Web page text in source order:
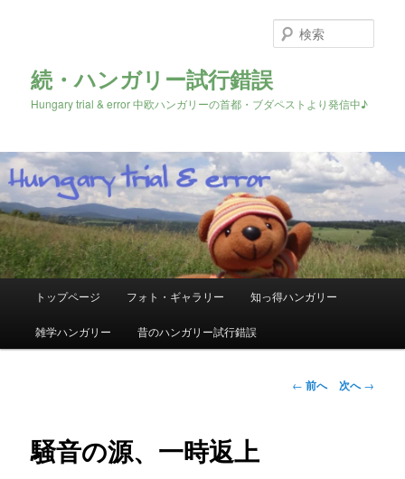
続・ハンガリー試行錯誤
Hungary trial & error 中欧ハンガリーの首都・ブダペストより発信中♪
索
メ
イ
ン
トップページ フォト・ギャラリー 知っ得ハンガリー
雑学ハンガリー 昔のハンガリー試行錯誤
投← 前へ 次へ→
騒音の源、一時返上